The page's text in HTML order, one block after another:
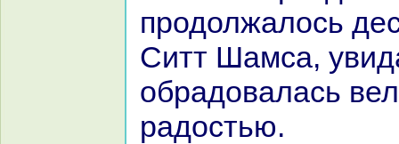
продолжалось
Ситт Шамca,
обpaдовалась
paдостью.